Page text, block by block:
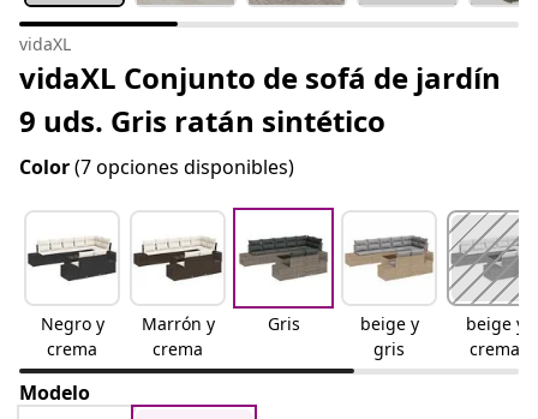
vidaXL
vidaXL Conjunto de sofá de jardín
9 uds. Gris ratán sintético
Color(7 opciones disponibles)
Negro y
crema
Marrón y
crema
Gris
beige y
gris
beige y
crema
Modelo